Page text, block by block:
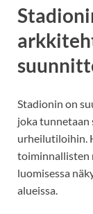
Stadionin on
joka
urheilutiloihin.
toiminnallisten
luomisessa
alueissa.